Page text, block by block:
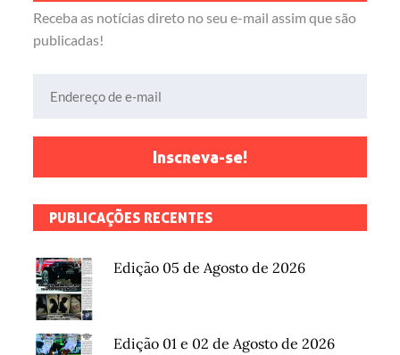
Receba as notícias direto no seu e-mail assim que são
publicadas!
Inscreva-se!
PUBLICAÇÕES RECENTES
Edição 05 de Agosto de 2026
Edição 01 e 02 de Agosto de 2026